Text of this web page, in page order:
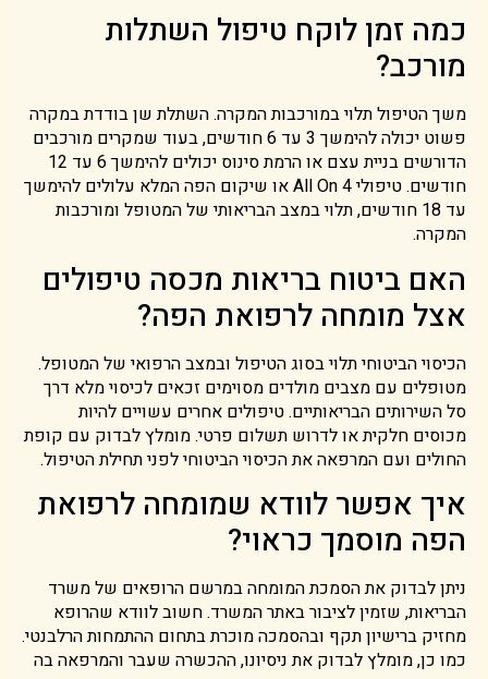
כמה זמן לוקח טיפול השתלות
מורכב?
משך הטיפול תלוי במורכבות המקרה. השתלת שן בודדת במקרה
פשוט יכולה להימשך 3 עד 6 חודשים, בעוד שמקרים מורכבים
הדורשים בניית עצם או הרמת סינוס יכולים להימשך 6 עד 12
חודשים. טיפולי All On 4 או שיקום הפה המלא עלולים להימשך
עד 18 חודשים, תלוי במצב הבריאותי של המטופל ומורכבות
המקרה.
האם ביטוח בריאות מכסה טיפולים
אצל מומחה לרפואת הפה?
הכיסוי הביטוחי תלוי בסוג הטיפול ובמצב הרפואי של המטופל.
מטופלים עם מצבים מולדים מסוימים זכאים לכיסוי מלא דרך
סל השירותים הבריאותיים. טיפולים אחרים עשויים להיות
מכוסים חלקית או לדרוש תשלום פרטי. מומלץ לבדוק עם קופת
החולים ועם המרפאה את הכיסוי הביטוחי לפני תחילת הטיפול.
איך אפשר לוודא שמומחה לרפואת
הפה מוסמך כראוי?
ניתן לבדוק את הסמכת המומחה במרשם הרופאים של משרד
הבריאות, שזמין לציבור באתר המשרד. חשוב לוודא שהרופא
מחזיק ברישיון תקף ובהסמכה מוכרת בתחום ההתמחות הרלבנטי.
כמו כן, מומלץ לבדוק את ניסיונו, ההכשרה שעבר והמרפאה בה